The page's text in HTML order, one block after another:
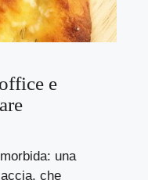
e
una
che